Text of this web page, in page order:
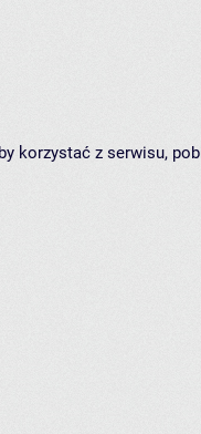
korzystać z serwisu,